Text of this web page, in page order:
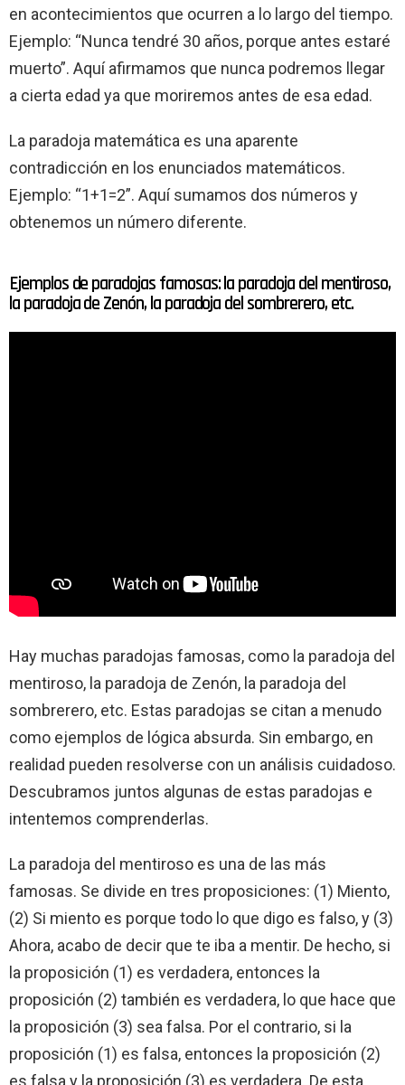
en acontecimientos que ocurren a lo largo del tiempo.
Ejemplo: “Nunca tendré 30 años, porque antes estaré
muerto”. Aquí afirmamos que nunca podremos llegar
a cierta edad ya que moriremos antes de esa edad.
La paradoja matemática es una aparente
contradicción en los enunciados matemáticos.
Ejemplo: “1+1=2”. Aquí sumamos dos números y
obtenemos un número diferente.
Ejemplos de paradojas famosas: la paradoja del mentiroso,
la paradoja de Zenón, la paradoja del sombrerero, etc.
Hay muchas paradojas famosas, como la paradoja del
mentiroso, la paradoja de Zenón, la paradoja del
sombrerero, etc. Estas paradojas se citan a menudo
como ejemplos de lógica absurda. Sin embargo, en
realidad pueden resolverse con un análisis cuidadoso.
Descubramos juntos algunas de estas paradojas e
intentemos comprenderlas.
La paradoja del mentiroso es una de las más
famosas. Se divide en tres proposiciones: (1) Miento,
(2) Si miento es porque todo lo que digo es falso, y (3)
Ahora, acabo de decir que te iba a mentir. De hecho, si
la proposición (1) es verdadera, entonces la
proposición (2) también es verdadera, lo que hace que
la proposición (3) sea falsa. Por el contrario, si la
proposición (1) es falsa, entonces la proposición (2)
es falsa y la proposición (3) es verdadera. De esta